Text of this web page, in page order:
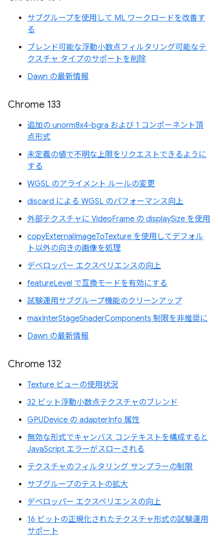
サブグループを使用して ML ワークロードを改善す
る
ブレンド可能な浮動小数点フィルタリング可能なテ
クスチャ タイプのサポートを削除
Dawn の最新情報
Chrome 133
追加の unorm8x4-bgra および 1 コンポーネント頂
点形式
未定義の値で不明な上限をリクエストできるように
する
WGSL のアライメント ルールの変更
discard による WGSL のパフォーマンス向上
外部テクスチャに VideoFrame の displaySize を使用
copyExternalImageToTexture を使用してデフォル
ト以外の向きの画像を処理
デベロッパー エクスペリエンスの向上
featureLevel で互換モードを有効にする
試験運用サブグループ機能のクリーンアップ
maxInterStageShaderComponents 制限を非推奨に
Dawn の最新情報
Chrome 132
Texture ビューの使用状況
32 ビット浮動小数点テクスチャのブレンド
GPUDevice の adapterInfo 属性
無効な形式でキャンバス コンテキストを構成すると
JavaScript エラーがスローされる
テクスチャのフィルタリング サンプラーの制限
サブグループのテストの拡大
デベロッパー エクスペリエンスの向上
16 ビットの正規化されたテクスチャ形式の試験運用
サポート